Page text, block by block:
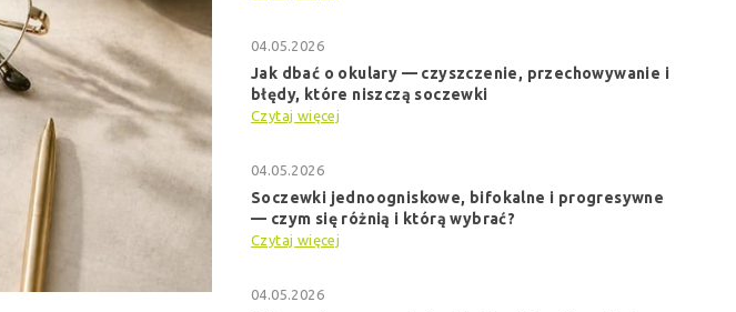
04.05.2026
Jak dbać o okulary — czyszczenie, przechowywanie i
błędy, które niszczą soczewki
Czytaj więcej
04.05.2026
Soczewki jednoogniskowe, bifokalne i progresywne
— czym się różnią i którą wybrać?
Czytaj więcej
04.05.2026